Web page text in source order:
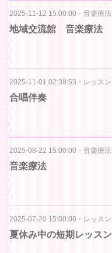
2025-11-12 15:00:00 ・ 音楽療法
地域交流館 音楽療法
2025-11-01 02:38:53 ・ レッスン
合唱伴奏
2025-08-22 15:00:00 ・ 音楽療法
音楽療法
2025-07-20 15:00:00 ・ レッスン
夏休み中の短期レッスン